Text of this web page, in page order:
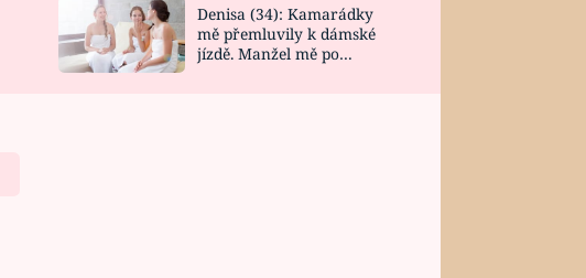
DESIGN
Denisa (34): Kamarádky
mě přemluvily k dámské
jízdě. Manžel mě po